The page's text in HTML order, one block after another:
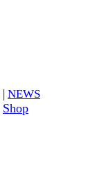
NEWS
Shop